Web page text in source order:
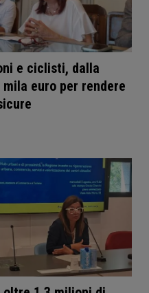
e ciclisti, dalla
euro per rendere